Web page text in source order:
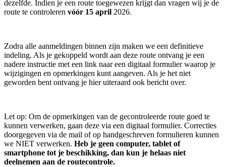
dezelfde. Indien je een route toegewezen krijgt dan vragen wij je de
route te controleren vóór 15 april 2026.
Zodra alle aanmeldingen binnen zijn maken we een definitieve
indeling. Als je gekoppeld wordt aan deze route ontvang je een
nadere instructie met een link naar een digitaal formulier waarop je
wijzigingen en opmerkingen kunt aangeven. Als je het niet
geworden bent ontvang je hier uiteraard ook bericht over.
Let op: Om de opmerkingen van de gecontroleerde route goed te
kunnen verwerken, gaan deze via een digitaal formulier. Correcties
doorgegeven via de mail of op handgeschreven formulieren kunnen
we NIET verwerken. Heb je geen computer, tablet of
smartphone tot je beschikking, dan kun je helaas niet
deelnemen aan de routecontrole.